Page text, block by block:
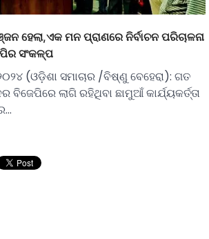
ହେଲା,ଏକ ମନ ପ୍ରାଣରେ ନିର୍ବାଚନ ପରିଚାଳନା
ସଂକଳ୍ପ
(ଓଡ଼ିଶା ସମାଚାର /ବିଷ୍ଣୁ ବେହେରା): ଗତ
ବିଜେପିରେ ଲାଗି ରହିଥିବା ଛାମୁଆଁ କାର୍ଯ୍ୟକର୍ତ୍ତା